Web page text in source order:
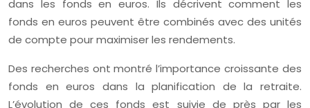
dans les fonds en euros. Ils décrivent comment les
fonds en euros peuvent être combinés avec des unités
de compte pour maximiser les rendements.
Des recherches ont montré l’importance croissante des
fonds en euros dans la planification de la retraite.
L’évolution de ces fonds est suivie de près par les